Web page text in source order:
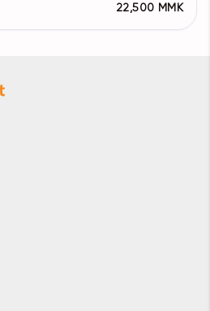
22,500 MMK